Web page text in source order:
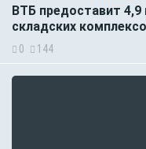
ВТБ предоставит 4,9
складских
0 144